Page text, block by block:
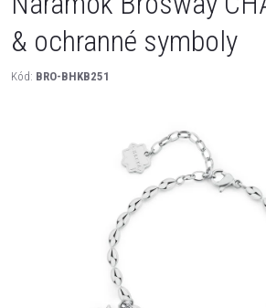
& ochranné symboly
Kód: BRO-BHKB251